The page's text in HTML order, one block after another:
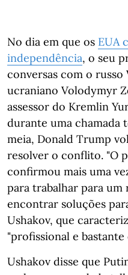
No dia em que os EUA
independência, o seu
conversas com o
ucraniano Volodymyr
assessor do Kremlin
durante uma chamada
meia, Donald Trump
resolver o conflito. "O
confirmou mais uma
para trabalhar para um
encontrar soluções
Ushakov, que
"profissional e
Ushakov disse que